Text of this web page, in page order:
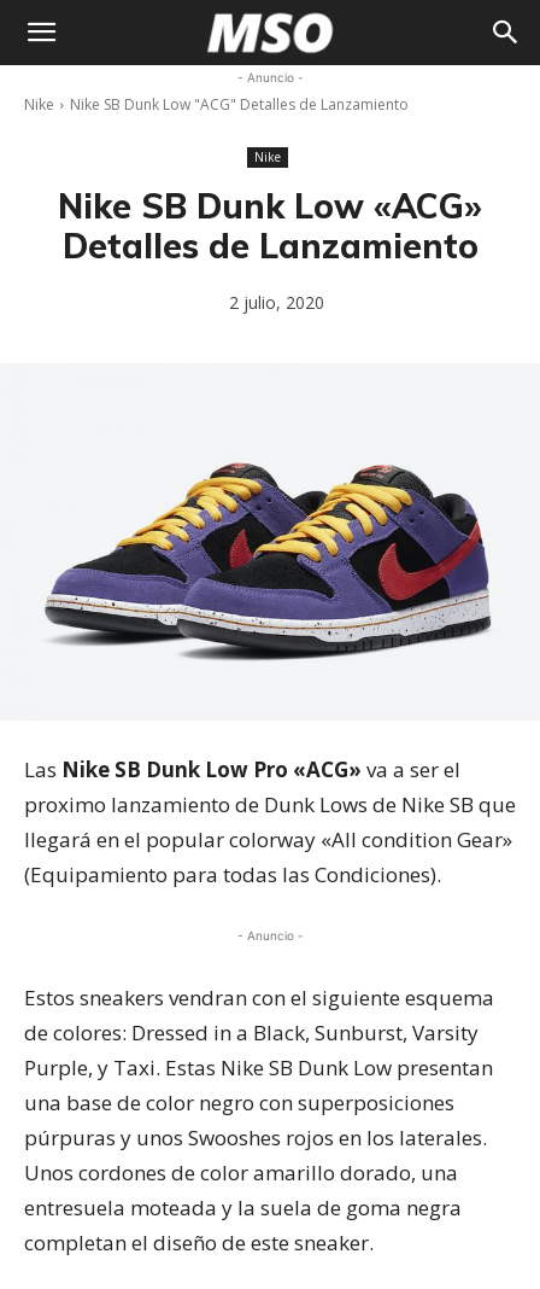
Sneaker
- Anuncio -
Nike Nike SB Dunk Low "ACG" Detalles de Lanzamiento
Nike
Nike SB Dunk Low «ACG»
Detalles de Lanzamiento
2 julio, 2020
Las Nike SB Dunk Low Pro «ACG» va a ser el
proximo lanzamiento de Dunk Lows de Nike SB que
llegará en el popular colorway «All condition Gear»
(Equipamiento para todas las Condiciones).
- Anuncio -
Estos sneakers vendran con el siguiente esquema
de colores: Dressed in a Black, Sunburst, Varsity
Purple, y Taxi. Estas Nike SB Dunk Low presentan
una base de color negro con superposiciones
púrpuras y unos Swooshes rojos en los laterales.
Unos cordones de color amarillo dorado, una
entresuela moteada y la suela de goma negra
completan el diseño de este sneaker.